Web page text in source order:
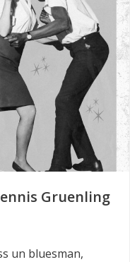
Gruenling
un bluesman,